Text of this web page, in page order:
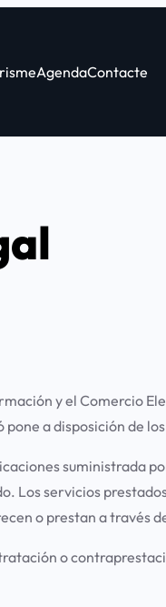
AgendaContacte
y el Comercio
pone a disposición de
suministrada
Los servicios
o prestan a través
o